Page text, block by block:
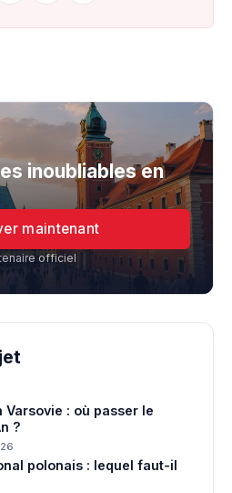
inoubliables en
maintenant
officiel
Varsovie : où passer le
?
polonais : lequel faut-il